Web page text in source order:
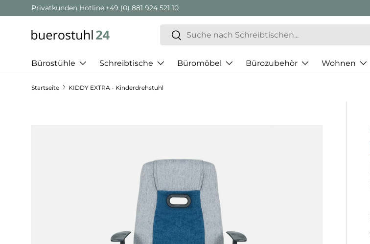
Direkt zum Inhalt
Privatkunden Hotline:+49 (0) 881 924 521 10
Suchen
Suchen
Bürostühle Schreibtische Büromöbel Bürozubehör Wohnen
Startseite KIDDY EXTRA - Kinderdrehstuhl